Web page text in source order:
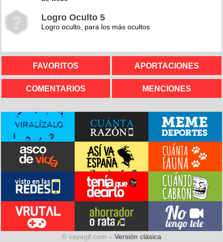
Logro Oculto 5
Logro oculto, para los más ocultos
FAVORITOS APORTACIONES
COMENTARIOS MENCIONES
© vayagif.com – Versión clásica